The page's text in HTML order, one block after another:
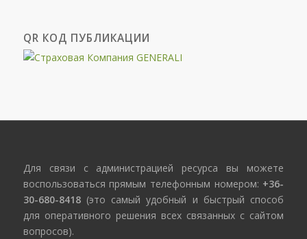
QR КОД ПУБЛИКАЦИИ
Для связи с администрацией ресурса вы можете
воспользоваться прямым телефонным номером: +36-
30-680-8418(это самый удобный и быстрый способ
для оперативного решения всех связанных с сайтом
вопросов).